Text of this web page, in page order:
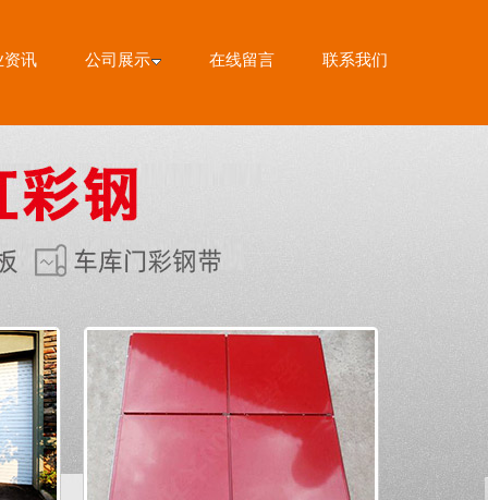
资讯 公司展示 在线留言 联系我们